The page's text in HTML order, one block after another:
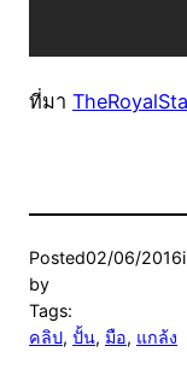
ที่มา
Posted02/06/2016
by
Tags:
คลิป, ปั้น, มือ, แกล้ง